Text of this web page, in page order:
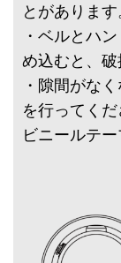
とがありま
・ベルとハ
め込むと、破
・隙間がな
を行ってく
ビニールテ